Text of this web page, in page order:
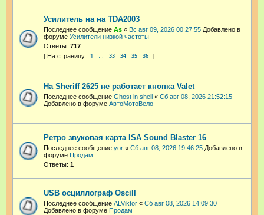
Усилитель на на TDA2003
Последнее сообщение As « Вс авг 09, 2026 00:27:55 Добавлено в
форуме Усилители низкой частоты
Ответы: 717
1 … 33 34 35 36
На Sheriff 2625 не работает кнопка Valet
Последнее сообщение Ghost in shell « Сб авг 08, 2026 21:52:15
Добавлено в форуме АвтоМотоВело
Ретро звуковая карта ISA Sound Blaster 16
Последнее сообщение yor « Сб авг 08, 2026 19:46:25 Добавлено в
форуме Продам
Ответы: 1
USB осциллограф Oscill
Последнее сообщение ALViktor « Сб авг 08, 2026 14:09:30
Добавлено в форуме Продам